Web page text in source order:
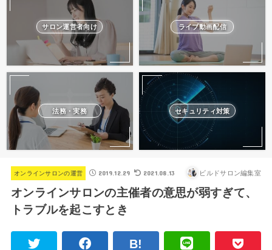
サロン運営者向け ライブ動画配信
法務・実務 セキュリティ対策
オンラインサロンの運営 2019.12.29 2021.08.13 ビルドサロン編集室
オンラインサロンの主催者の意思が弱すぎて、
トラブルを起こすとき